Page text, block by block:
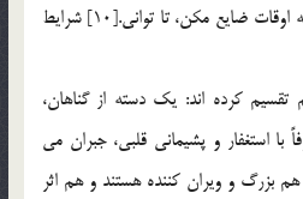
وصيّت همين است ، جان برادر كه اوقات ضايع مكن، تا تواني.[10] شرايط
كرده اند: يك دسته از گناهان،
استغفار و پشيماني قلبي، جبران مي
بزرگ و ويران كننده هستند و هم اثر